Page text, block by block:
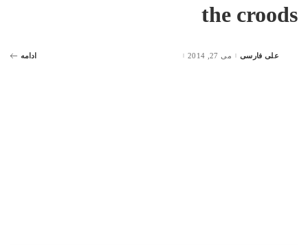
the croods
Postedعلی فارسی می 27, 2014 ادامه